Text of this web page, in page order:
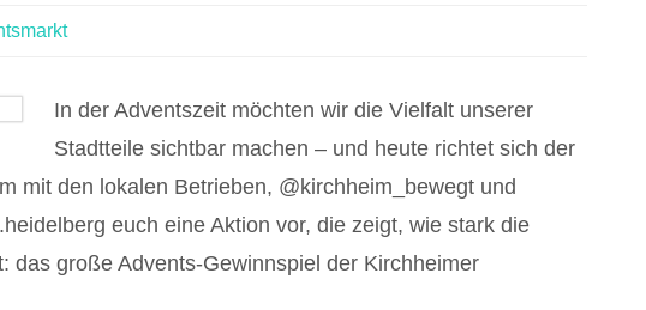
In der Adventszeit möchten wir die Vielfalt unserer
Stadtteile sichtbar machen – und heute richtet sich der
mit den lokalen Betrieben, @kirchheim_bewegt und
euch eine Aktion vor, die zeigt, wie stark die
das große Advents-Gewinnspiel der Kirchheimer